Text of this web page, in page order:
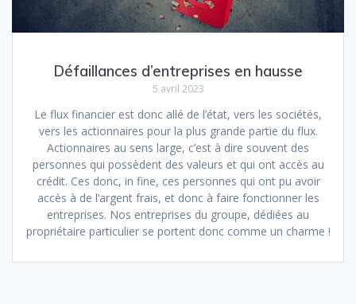
Défaillances d’entreprises en hausse
5 avril 2023
Le flux financier est donc allé de l’état, vers les sociétés,
vers les actionnaires pour la plus grande partie du flux.
Actionnaires au sens large, c’est à dire souvent des
personnes qui possèdent des valeurs et qui ont accès au
crédit. Ces donc, in fine, ces personnes qui ont pu avoir
accès à de l’argent frais, et donc à faire fonctionner les
entreprises. Nos entreprises du groupe, dédiées au
propriétaire particulier se portent donc comme un charme !